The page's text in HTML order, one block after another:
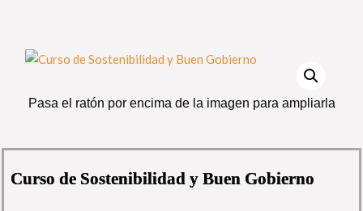
Pasa el ratón por encima de la imagen para ampliarla
Curso de Sostenibilidad y Buen Gobierno